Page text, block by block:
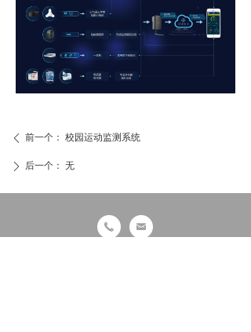
ꄴ 前一个： 校园运动监测系统
ꄲ 后一个： 无
끅 낂